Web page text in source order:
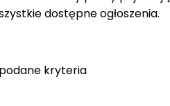
dostępne ogłoszenia.
kryteria